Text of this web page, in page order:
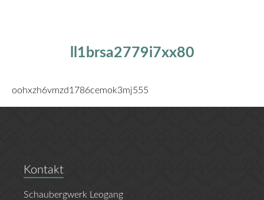
ll1brsa2779i7xx80
oohxzh6vmzd1786cemok3mj555
Kontakt
Schaubergwerk Leogang